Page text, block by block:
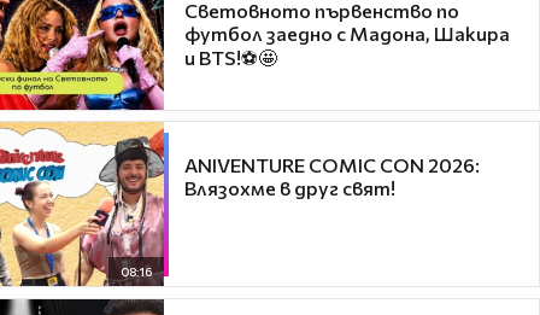
Световното първенство по
футбол заедно с Мадона, Шакира
и BTS!⚽🤩
08:16
ANIVENTURE COMIC CON 2026:
Влязохме в друг свят!